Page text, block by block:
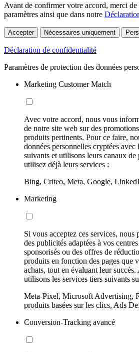
Avant de confirmer votre accord, merci de
paramètres ainsi que dans notre
Accepter Nécessaires uniquement
Déclaration de confidentialité
Paramètres de protection des données
Marketing Customer Match
Avec votre accord, nous vous
de notre site web sur des
produits pertinents. Pour ce faire,
données personnelles cryptées avec
suivants et utilisons leurs canaux
utilisez déjà leurs services :
Bing, Criteo, Meta, Google,
Marketing
Si vous acceptez ces services,
des publicités adaptées à vos
sponsorisés ou des offres de
produits en fonction des pages que
achats, tout en évaluant leur
utilisons les services tiers suivants
Meta-Pixel, Microsoft Advertising,
produits basées sur les clics, Ads
Conversion-Tracking avancé